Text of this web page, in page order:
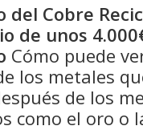
del Cobre
de unos
Cómo puede
los metales
de los
como el oro o